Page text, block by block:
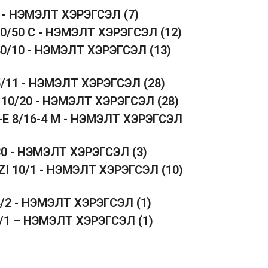
- НЭМЭЛТ ХЭРЭГСЭЛ (7)
50 C - НЭМЭЛТ ХЭРЭГСЭЛ (12)
10 - НЭМЭЛТ ХЭРЭГСЭЛ (13)
11 - НЭМЭЛТ ХЭРЭГСЭЛ (28)
10/20 - НЭМЭЛТ ХЭРЭГСЭЛ (28)
E 8/16-4 M - НЭМЭЛТ ХЭРЭГСЭЛ
- НЭМЭЛТ ХЭРЭГСЭЛ (3)
10/1 - НЭМЭЛТ ХЭРЭГСЭЛ (10)
2 - НЭМЭЛТ ХЭРЭГСЭЛ (1)
1 – НЭМЭЛТ ХЭРЭГСЭЛ (1)